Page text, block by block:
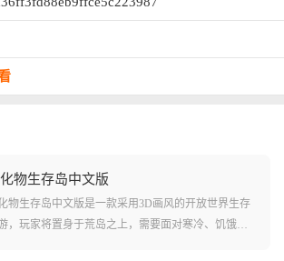
物生存岛中文版
物生存岛中文版是一款采用3D画风的开放世界生存
，玩家将置身于荒岛之上，需要面对寒冷、饥饿、